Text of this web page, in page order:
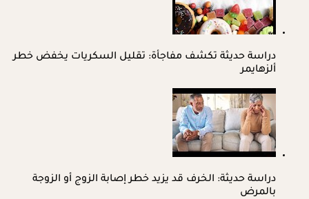
دراسة حديثة تكشف مفاجأة: تقليل السكريات يخفض خطر
ألزهايمر
دراسة حديثة: الخرف قد يزيد خطر إصابة الزوج أو الزوجة
بالمرض